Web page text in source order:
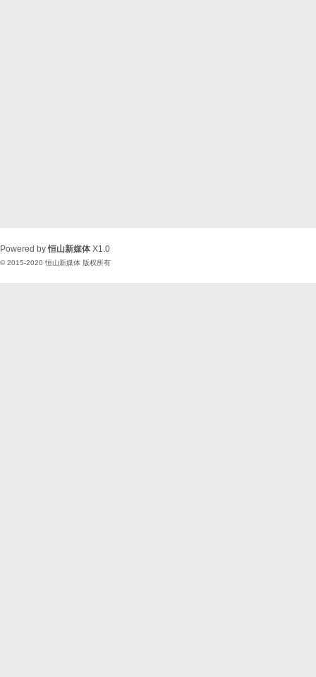
Powered by恒山新媒体 X1.0
© 2015-2020 恒山新媒体 版权所有